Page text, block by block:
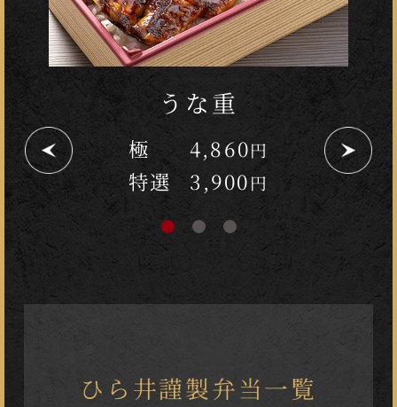
うな重
極 4,860円
特選 3,900円
カニちらし寿司
3,780円
～ひら井のおつまみ盛合せ～
2,100円
ひら井謹製弁当一覧